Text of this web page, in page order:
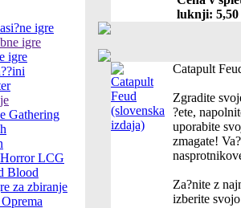
igre
igre
igre
Gathering
LCG
Blood
za zbiranje
luknji: 5,50
Catapult
Zgradite
?ete,
uporabite
zmagate!
Za?nite z
izberite